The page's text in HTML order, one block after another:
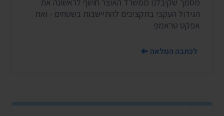
הגידול העקבי בתקציבים להתיישבות בשטחים - ואת
אפקט טראמפ
לכתבה המלאה